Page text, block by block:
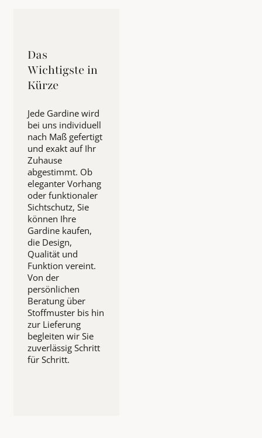
Das
Wichtigste in
Kürze
Jede Gardine wird
bei uns individuell
nach Maß gefertigt
und exakt auf Ihr
Zuhause
abgestimmt. Ob
eleganter Vorhang
oder funktionaler
Sichtschutz, Sie
können Ihre
Gardine kaufen,
die Design,
Qualität und
Funktion vereint.
Von der
persönlichen
Beratung über
Stoffmuster bis hin
zur Lieferung
begleiten wir Sie
zuverlässig Schritt
für Schritt.